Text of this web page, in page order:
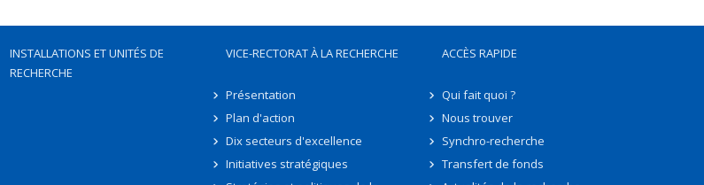
INSTALLATIONS ET UNITÉS DE
RECHERCHE
VICE-RECTORAT À LA RECHERCHE
Présentation
Plan d'action
Dix secteurs d'excellence
Initiatives stratégiques
ACCÈS RAPIDE
Qui fait quoi ?
Nous trouver
Synchro-recherche
Transfert de fonds